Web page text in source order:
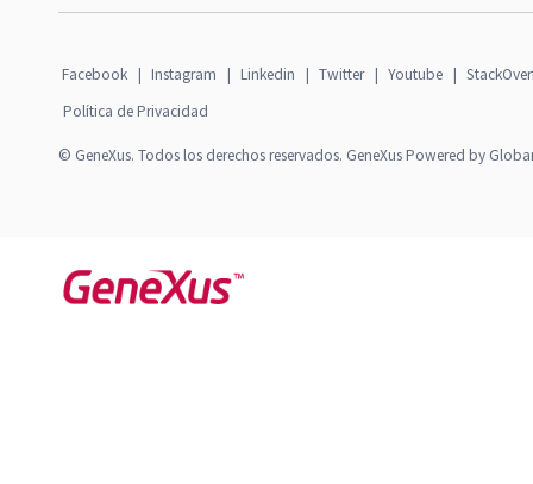
Facebook | Instagram | Linkedin | Twitter | Youtube |
Política de Privacidad
© GeneXus. Todos los derechos reservados. GeneXus Powered by